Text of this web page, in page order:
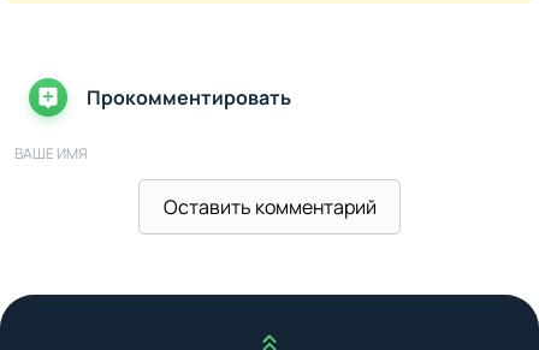
Прокомментировать
ВАШЕ ИМЯ
Оставить комментарий
Наверх